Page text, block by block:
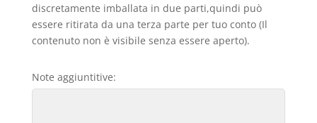
discretamente imballata in due parti,quindi può
essere ritirata da una terza parte per tuo conto (Il
contenuto non è visibile senza essere aperto).
Note aggiuntitive: